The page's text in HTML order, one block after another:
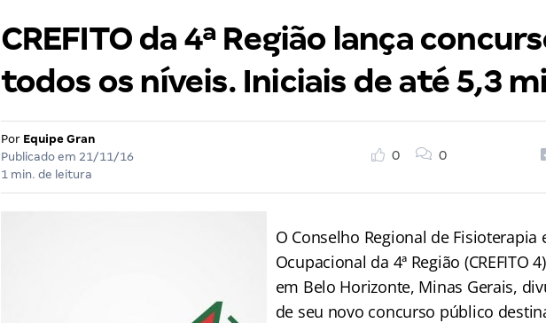
CREFITO da 4ª Região lança
todos os níveis. Iniciais de até 5,3 mil
Por Equipe Gran
Publicado em 21/11/16
1 min. de leitura
0 0
O Conselho Regional de Fisioterapia
Ocupacional da 4ª Região (CREFITO
em Belo Horizonte, Minas Gerais,
de seu novo concurso público